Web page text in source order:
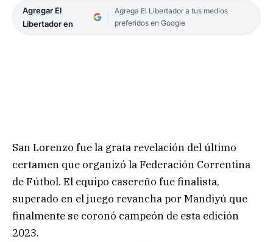
Agregar El
Libertador en
Agrega El Libertador a tus medios
preferidos en Google
San Lorenzo fue la grata revelación del último
certamen que organizó la Federación Correntina
de Fútbol. El equipo casereño fue finalista,
superado en el juego revancha por Mandiyú que
finalmente se coronó campeón de esta edición
2023.